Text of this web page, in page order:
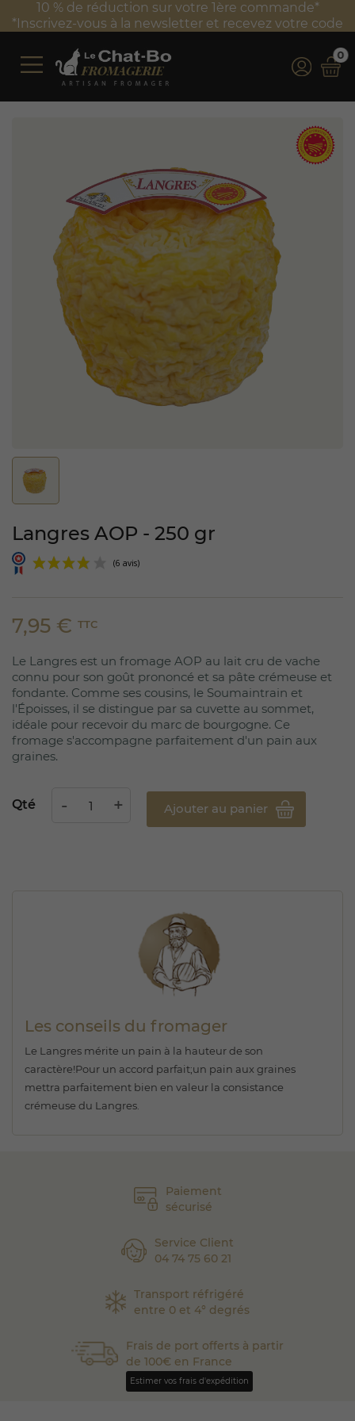
Frais de port offerts à partir de 100 € TTC d'achat*
*Valable uniquement en France métropolitaine
0
Paiement
sécurisé
Service Client
04 74 75 60 21
Transport réfrigéré
entre 0 et 4° degrés
Frais de port offerts à partir
de 100€ en France
Estimer vos frais d'expédition
Langres AOP - 250 gr
(6 avis)
7,95 € TTC
Le Langres est un fromage AOP au lait cru de vache
connu pour son goût prononcé et sa pâte crémeuse et
fondante. Comme ses cousins, le Soumaintrain et
l'Époisses, il se distingue par sa cuvette au sommet,
idéale pour recevoir du marc de bourgogne. Ce
fromage s'accompagne parfaitement d'un pain aux
graines.
Qté Ajouter au panier
Les conseils du fromager
Le Langres mérite un pain à la hauteur de son
caractère!Pour un accord parfait;un pain aux graines
mettra parfaitement bien en valeur la consistance
crémeuse du Langres.